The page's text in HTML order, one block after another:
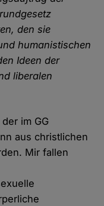
den sie
humanistischen
Ideen der
liberalen
im GG
aus christlichen
Mir fallen